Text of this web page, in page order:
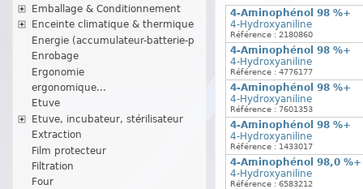
Emballage & Conditionnement
Enceinte climatique & thermique
Energie (accumulateur-batterie-p
Enrobage
Ergonomie
ergonomique...
Etuve
Etuve, incubateur, stérilisateur
Extraction
Film protecteur
Filtration
Four
4-Aminophénol 98 %+
4-Hydroxyaniline
Référence : 2180860
4-Aminophénol 98 %+
4-Hydroxyaniline
Référence : 4776177
4-Aminophénol 98 %+
4-Hydroxyaniline
Référence : 7601353
4-Aminophénol 98 %+
4-Hydroxyaniline
Référence : 1433017
4-Aminophénol 98,0 %+
4-Hydroxyaniline
Référence : 6583212